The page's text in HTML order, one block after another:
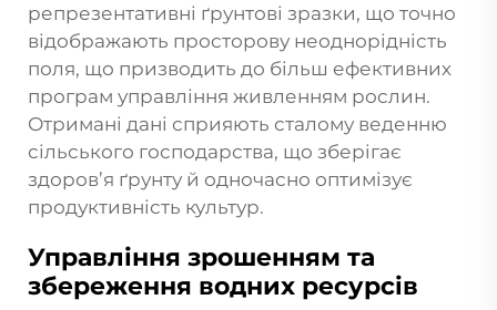
репрезентативні ґрунтові зразки, що точно
відображають просторову неоднорідність
поля, що призводить до більш ефективних
програм управління живленням рослин.
Отримані дані сприяють сталому веденню
сільського господарства, що зберігає
здоров’я ґрунту й одночасно оптимізує
продуктивність культур.
Управління зрошенням та
збереження водних ресурсів